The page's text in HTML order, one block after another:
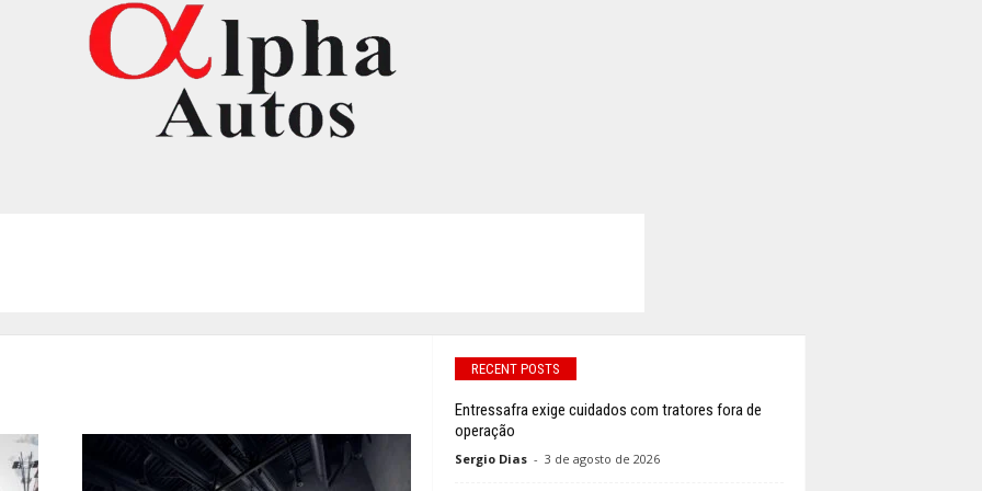
RECENT POSTS
Entressafra exige cuidados com tratores fora de
operação
Sergio Dias - 3 de agosto de 2026